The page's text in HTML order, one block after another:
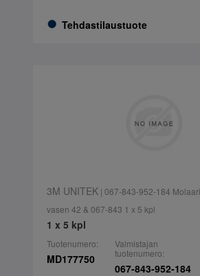
Tehdastilaustuote
3M UNITEK| 067-843-952-184
vasen 42 & 067-843 1 x 5 kpl
1 x 5 kpl
Tuotenumero:
MD177750
Valmistajan
tuotenumero:
067-843-952-184